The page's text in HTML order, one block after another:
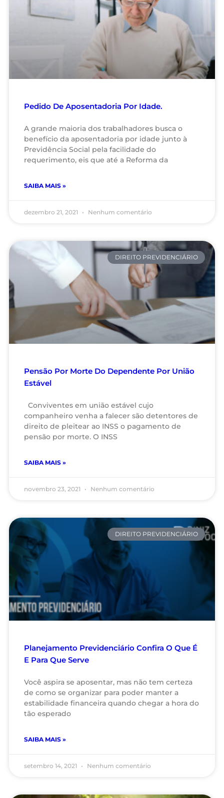
Pedido De Aposentadoria Por Idade.
A grande maioria dos trabalhadores busca o
benefício da aposentadoria por idade junto à
Previdência Social pela facilidade do
requerimento, eis que até a Reforma da
SAIBA MAIS »
dezembro 21, 2021 Nenhum comentário
DIREITO PREVIDENCIÁRIO
Pensão Por Morte Do Dependente Por União
Estável
Conviventes em união estável cujo
companheiro venha a falecer são detentores de
direito de pleitear ao INSS o pagamento de
pensão por morte. O INSS
SAIBA MAIS »
novembro 23, 2021 Nenhum comentário
DIREITO PREVIDENCIÁRIO
Planejamento Previdenciário Confira O Que É
E Para Que Serve
Você aspira se aposentar, mas não tem certeza
de como se organizar para poder manter a
estabilidade financeira quando chegar a hora do
tão esperado
SAIBA MAIS »
setembro 14, 2021 Nenhum comentário